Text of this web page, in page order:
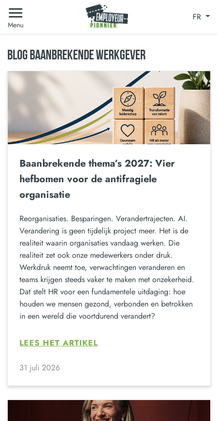
Menu
FR
BLOG BAANBREKENDE WERKGEVER
Baanbrekende thema’s 2027: Vier
hefbomen voor de antifragiele
organisatie
Reorganisaties. Besparingen. Verandertrajecten. AI.
Verandering is geen tijdelijk project meer. Het is de
realiteit waarin organisaties vandaag werken. Die
realiteit zet ook onze medewerkers onder druk.
Werkdruk neemt toe, verwachtingen veranderen en
teams krijgen steeds vaker te maken met onzekerheid.
Dat stelt HR voor een fundamentele uitdaging: hoe
houden we mensen gezond, verbonden en betrokken
in een wereld die voortdurend verandert?
LEES HET ARTIKEL
31 juli 2026